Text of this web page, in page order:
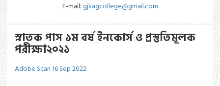
E-mail:gjkagcollege@gmail.com
স্নাতক পাস ১ম বর্ষ ইনকোর্স ও প্রস্তুতিমূলক
পরীক্ষা২০২১
Adobe Scan 16 Sep 2022